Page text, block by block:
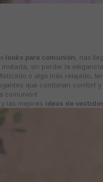
looks para comunión , has
sin perder la
o algo más relajado,
que combinan confort
comunión!
las mejores ideas de